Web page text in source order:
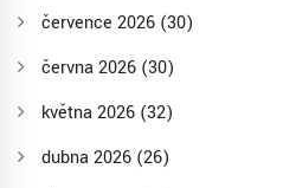
července 2026 (30)
června 2026 (30)
května 2026 (32)
dubna 2026 (26)